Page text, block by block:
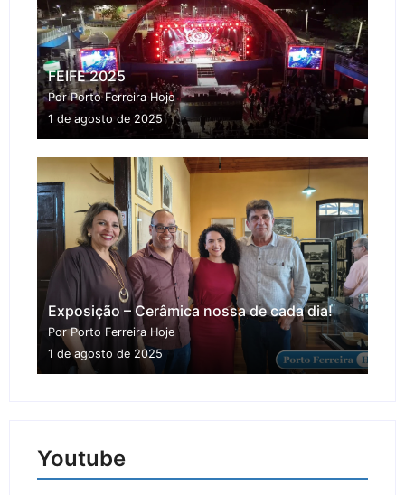
FEIFE 2025
Por Porto Ferreira Hoje
1 de agosto de 2025
Exposição – Cerâmica nossa de cada dia!
Por Porto Ferreira Hoje
1 de agosto de 2025
Youtube